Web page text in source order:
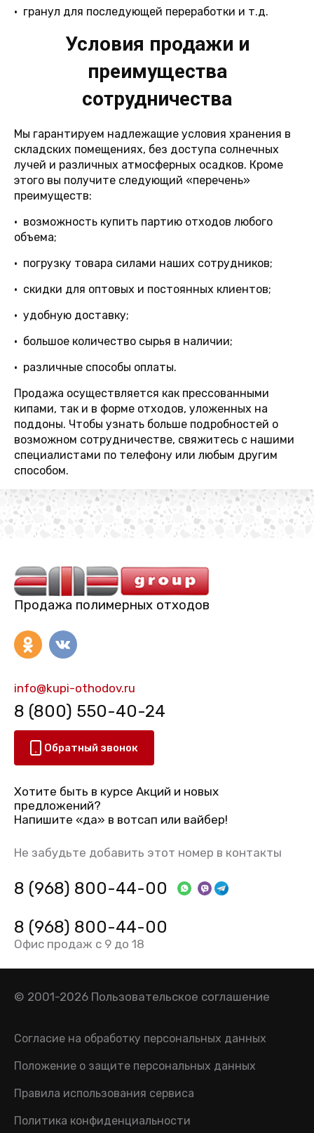
• гранул для последующей переработки и т.д.
Условия продажи и
преимущества
сотрудничества
Мы гарантируем надлежащие условия хранения в
складских помещениях, без доступа солнечных
лучей и различных атмосферных осадков. Кроме
этого вы получите следующий «перечень»
преимуществ:
• возможность купить партию отходов любого
объема;
• погрузку товара силами наших сотрудников;
• скидки для оптовых и постоянных клиентов;
• удобную доставку;
• большое количество сырья в наличии;
• различные способы оплаты.
Продажа осуществляется как прессованными
кипами, так и в форме отходов, уложенных на
поддоны. Чтобы узнать больше подробностей о
возможном сотрудничестве, свяжитесь с нашими
специалистами по телефону или любым другим
способом.
Продажа полимерных отходов
info@kupi-othodov.ru
8 (800) 550-40-24
Обратный звонок
Хотите быть в курсе Акций и новых
предложений?
Напишите «да» в вотсап или вайбер!
Не забудьте добавить этот номер в контакты
8 (968) 800-44-00
8 (968) 800-44-00
Офис продаж с 9 до 18
© 2001-2026 Пользовательское соглашение
Согласие на обработку персональных данных
Положение о защите персональных данных
Правила использования сервиса
Политика конфиденциальности